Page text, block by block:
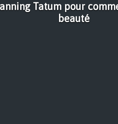
Tatum pour
beauté